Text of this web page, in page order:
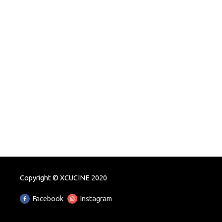
Copyright © XCUCINE 2020
Facebook Instagram